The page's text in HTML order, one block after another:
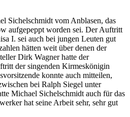
Sichelschmidt vom Anblasen, das
aufgepeppt worden sei. Der Auftritt
I. sei auch bei jungen Leuten gut
hätten weit über denen der
Dirk Wagner hatte der
der singenden Kirmeskönigin
konnte auch mitteilen,
bei Ralph Siegel unter
Michael Sichelschmidt auch für das
hat seine Arbeit sehr, sehr gut